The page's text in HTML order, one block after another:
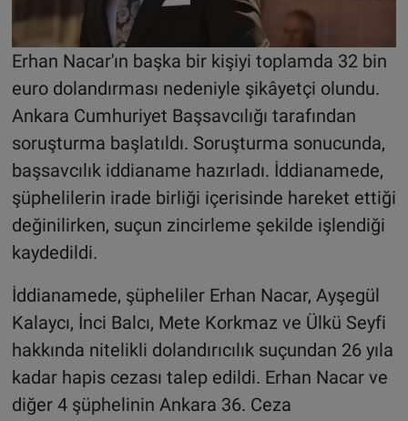
Erhan Nacar'ın başka bir kişiyi toplamda 32 bin
euro dolandırması nedeniyle şikâyetçi olundu.
Ankara Cumhuriyet Başsavcılığı tarafından
soruşturma başlatıldı. Soruşturma sonucunda,
başsavcılık iddianame hazırladı. İddianamede,
şüphelilerin irade birliği içerisinde hareket ettiği
değinilirken, suçun zincirleme şekilde işlendiği
kaydedildi.
İddianamede, şüpheliler Erhan Nacar, Ayşegül
Kalaycı, İnci Balcı, Mete Korkmaz ve Ülkü Seyfi
hakkında nitelikli dolandırıcılık suçundan 26 yıla
kadar hapis cezası talep edildi. Erhan Nacar ve
diğer 4 şüphelinin Ankara 36. Ceza